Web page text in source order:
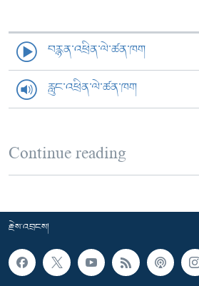
བརྙན་འཕྲིན་ལེ་ཚན་ཁག
རླུང་འཕྲིན་ལེ་ཚན་ཁག
Continue reading
རྗེས་འབྲངས།